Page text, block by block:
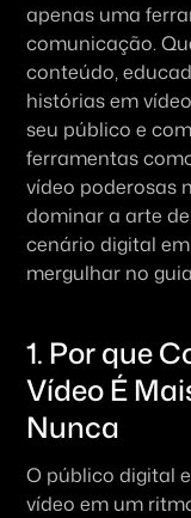
apenas uma
comunicação.
conteúdo,
histórias em
seu público e
ferramentas
vídeo poderosas
dominar a arte
cenário digital
mergulhar no
1. Por que
Vídeo É
Nunca
O público digital
vídeo em um